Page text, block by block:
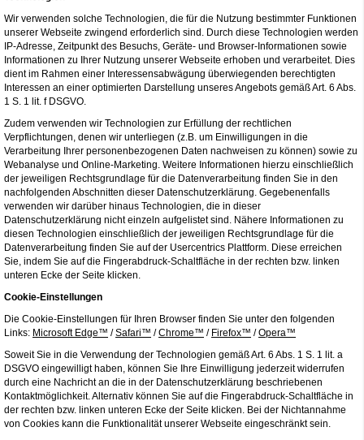
Wir verwenden solche Technologien, die für die Nutzung bestimmter Funktionen
unserer Webseite zwingend erforderlich sind. Durch diese Technologien werden
IP-Adresse, Zeitpunkt des Besuchs, Geräte- und Browser-Informationen sowie
Informationen zu Ihrer Nutzung unserer Webseite erhoben und verarbeitet. Dies
dient im Rahmen einer Interessensabwägung überwiegenden berechtigten
Interessen an einer optimierten Darstellung unseres Angebots gemäß Art. 6 Abs.
1 S. 1 lit. f DSGVO.
Zudem verwenden wir Technologien zur Erfüllung der rechtlichen
Verpflichtungen, denen wir unterliegen (z.B. um Einwilligungen in die
Verarbeitung Ihrer personenbezogenen Daten nachweisen zu können) sowie zu
Webanalyse und Online-Marketing. Weitere Informationen hierzu einschließlich
der jeweiligen Rechtsgrundlage für die Datenverarbeitung finden Sie in den
nachfolgenden Abschnitten dieser Datenschutzerklärung. Gegebenenfalls
verwenden wir darüber hinaus Technologien, die in dieser
Datenschutzerklärung nicht einzeln aufgelistet sind. Nähere Informationen zu
diesen Technologien einschließlich der jeweiligen Rechtsgrundlage für die
Datenverarbeitung finden Sie auf der Usercentrics Plattform. Diese erreichen
Sie, indem Sie auf die Fingerabdruck-Schaltfläche in der rechten bzw. linken
unteren Ecke der Seite klicken.
Cookie-Einstellungen
Die Cookie-Einstellungen für Ihren Browser finden Sie unter den folgenden
Links: Microsoft Edge™ /Safari™ /Chrome™ / Firefox™ /Opera™
Soweit Sie in die Verwendung der Technologien gemäß Art. 6 Abs. 1 S. 1 lit. a
DSGVO eingewilligt haben, können Sie Ihre Einwilligung jederzeit widerrufen
durch eine Nachricht an die in der Datenschutzerklärung beschriebenen
Kontaktmöglichkeit. Alternativ können Sie auf die Fingerabdruck-Schaltfläche in
der rechten bzw. linken unteren Ecke der Seite klicken. Bei der Nichtannahme
von Cookies kann die Funktionalität unserer Webseite eingeschränkt sein.